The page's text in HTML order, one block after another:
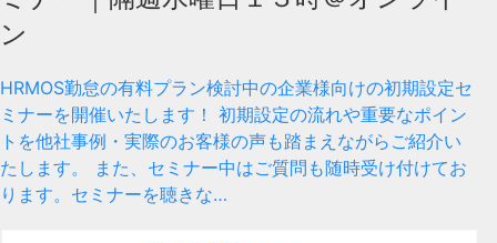
ン
HRMOS勤怠の有料プラン検討中の企業様向けの初期設定セ
ミナーを開催いたします！ 初期設定の流れや重要なポイン
トを他社事例・実際のお客様の声も踏まえながらご紹介い
たします。 また、セミナー中はご質問も随時受け付けてお
ります。セミナーを聴きな…